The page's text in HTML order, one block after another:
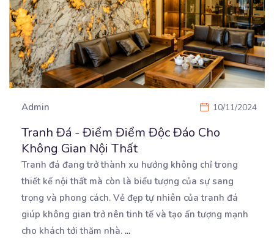
Admin 10/11/2024
Tranh Đá - Điểm Điểm Độc Đáo Cho
Không Gian Nội Thất
Tranh đá đang trở thành xu hướng không chỉ trong
thiết kế nội thất mà còn là biểu tượng của sự sang
trọng và phong cách. Vẻ đẹp tự nhiên của tranh đá
giúp không gian trở nên tinh tế và tạo ấn tượng mạnh
cho khách tới thăm nhà. ...